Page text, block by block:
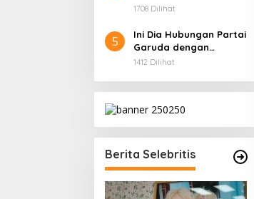
1708 Dilihat
5
Ini Dia Hubungan Partai
Garuda dengan
Gerindra
1412 Dilihat
Berita Selebritis